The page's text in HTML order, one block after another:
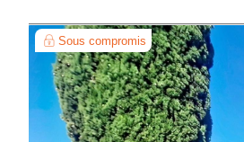
Sous compromis